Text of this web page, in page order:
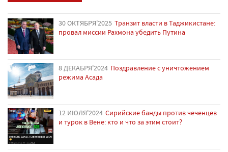
30 ОКТЯБРЯ'2025 Транзит власти в Таджикистане:
провал миссии Рахмона убедить Путина
8 ДЕКАБРЯ'2024 Поздравление с уничтожением
режима Асада
12 ИЮЛЯ'2024 Сирийские банды против чеченцев
и турок в Вене: кто и что за этим стоит?